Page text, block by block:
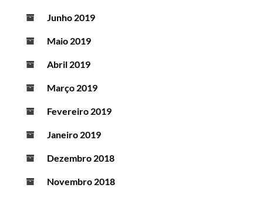
Junho 2019
Maio 2019
Abril 2019
Março 2019
Fevereiro 2019
Janeiro 2019
Dezembro 2018
Novembro 2018